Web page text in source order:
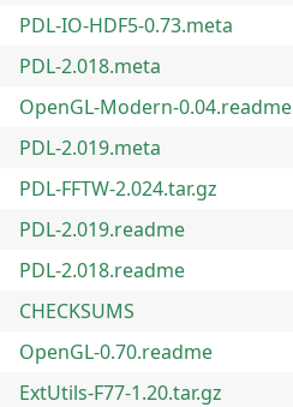
PDL-IO-HDF5-0.73.meta
PDL-2.018.meta
OpenGL-Modern-0.04.readme
PDL-2.019.meta
PDL-FFTW-2.024.tar.gz
PDL-2.019.readme
PDL-2.018.readme
CHECKSUMS
OpenGL-0.70.readme
ExtUtils-F77-1.20.tar.gz